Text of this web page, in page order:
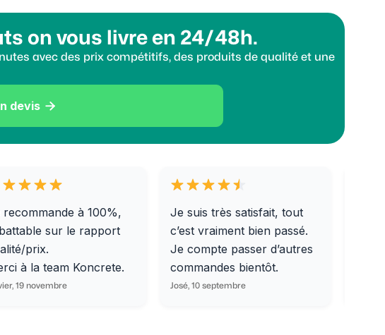
on vous livre en 24/48h.
avec des prix compétitifs, des produits de qualité et une
devis 
recommande à 100%,
sur le rapport
prix.
à la team Koncrete.
19 novembre
Je suis très satisfait, tout
c’est vraiment bien passé.
Je compte passer d’autres
commandes bientôt.
José, 10 septembre